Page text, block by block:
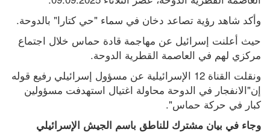
وأكد شاهد رؤية تصاعد دخان في سماء "حي كتارا" بالدوحة.
مركزي لهم في العاصمة القطرية الدوحة.
كبار في حركة حماس".